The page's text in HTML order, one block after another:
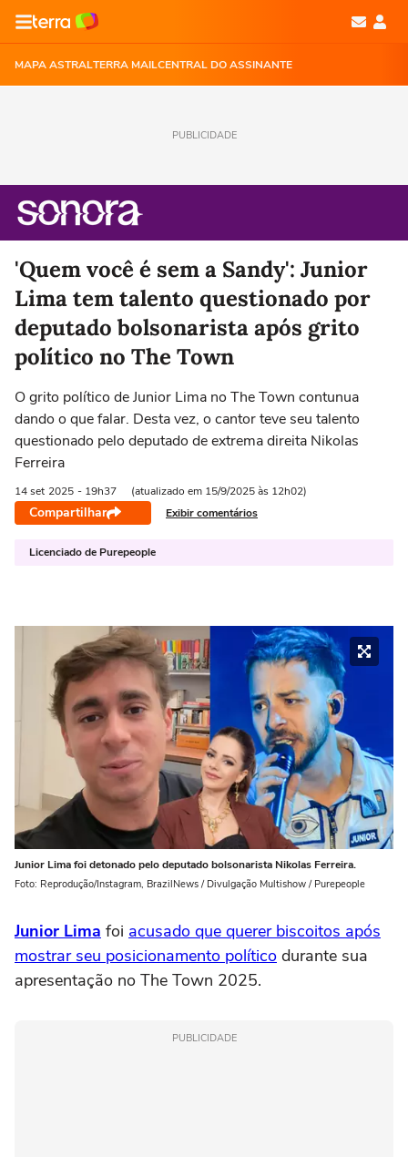
MAPA ASTRALTERRA MAILCENTRAL DO ASSINANTE
PUBLICIDADE
'Quem você é sem a Sandy': Junior
Lima tem talento questionado por
deputado bolsonarista após grito
político no The Town
O grito político de Junior Lima no The Town contunua
dando o que falar. Desta vez, o cantor teve seu talento
questionado pelo deputado de extrema direita Nikolas
Ferreira
14 set 2025 - 19h37 (atualizado em 15/9/2025 às 12h02)
Compartilhar Exibir comentários
Licenciado de Purepeople
Junior Lima foi detonado pelo deputado bolsonarista Nikolas Ferreira.
Foto: Reprodução/Instagram, BrazilNews / Divulgação Multishow / Purepeople
Junior Lima foi acusado que querer biscoitos após
mostrar seu posicionamento político durante sua
apresentação no The Town 2025.
PUBLICIDADE